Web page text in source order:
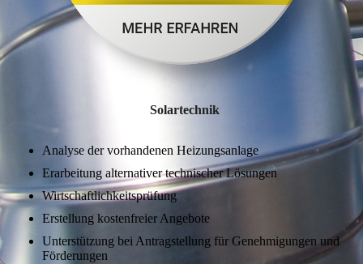
Solartechnik
Analyse der vorhandenen Heizungsanlage
Erarbeitung alternativer technischer Lösungen
Wirtschaftlichkeitsprüfung
Erstellung kostenfreier Angebote
Unterstützung bei Antragstellung für Genehmigungen und
Förderungen